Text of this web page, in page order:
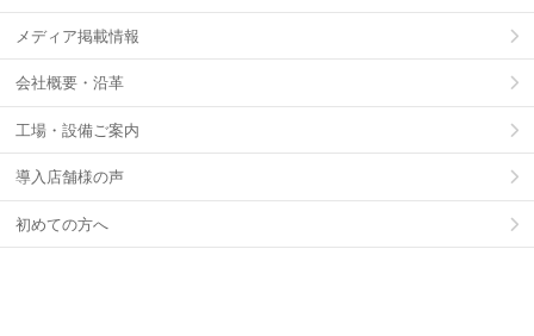
メディア掲載情報
会社概要・沿革
工場・設備ご案内
導入店舗様の声
初めての方へ